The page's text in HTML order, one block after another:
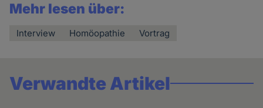
Mehr lesen über:
Interview Homöopathie Vortrag
Verwandte Artikel